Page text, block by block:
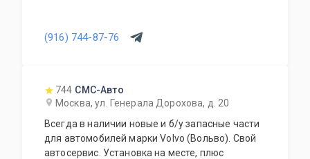
(916) 744-87-76
744 СМС-Авто
Москва, ул. Генерала Дорохова, д. 20
Всегда в наличии новые и б/у запасные части
для автомобилей марки Volvo (Вольво). Свой
автосервис. Установка на месте, плюс